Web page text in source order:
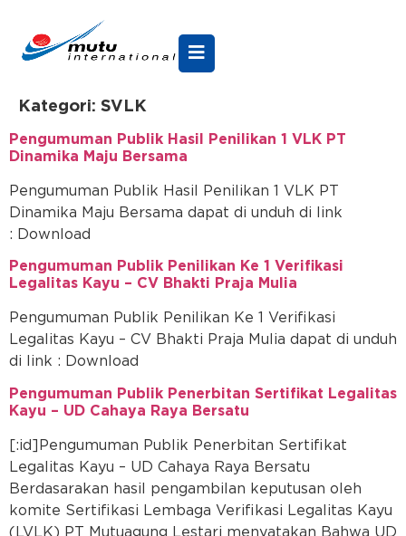
Kategori: SVLK
Pengumuman Publik Hasil Penilikan 1 VLK PT
Dinamika Maju Bersama
Pengumuman Publik Hasil Penilikan 1 VLK PT
Dinamika Maju Bersama dapat di unduh di link
: Download
Pengumuman Publik Penilikan Ke 1 Verifikasi
Legalitas Kayu – CV Bhakti Praja Mulia
Pengumuman Publik Penilikan Ke 1 Verifikasi
Legalitas Kayu – CV Bhakti Praja Mulia dapat di unduh
di link : Download
Pengumuman Publik Penerbitan Sertifikat Legalitas
Kayu – UD Cahaya Raya Bersatu
[:id]Pengumuman Publik Penerbitan Sertifikat
Legalitas Kayu – UD Cahaya Raya Bersatu
Berdasarakan hasil pengambilan keputusan oleh
komite Sertifikasi Lembaga Verifikasi Legalitas Kayu
(LVLK) PT Mutuagung Lestari menyatakan Bahwa UD